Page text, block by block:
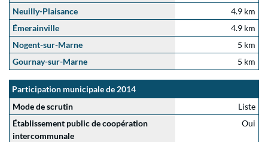
Neuilly-Plaisance
4.9 km
Émerainville
4.9 km
Nogent-sur-Marne
5 km
Gournay-sur-Marne
5 km
Participation municipale de 2014
Mode de scrutin
Liste
Établissement public de coopération
intercommunale
Oui